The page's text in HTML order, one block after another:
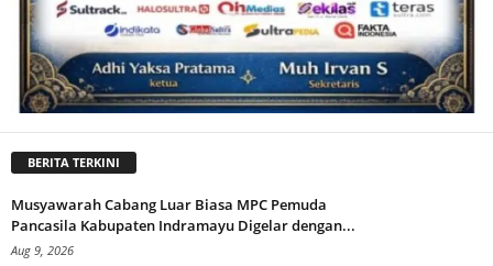
BERITA TERKINI
Musyawarah Cabang Luar Biasa MPC Pemuda
Pancasila Kabupaten Indramayu Digelar dengan...
Aug 9, 2026